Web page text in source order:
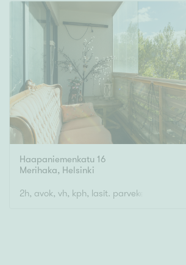
Muut
000 000 €
Pinta-ala
Haapaniemenkatu 16
Merihaka, Helsinki
2h, avok, vh, kph, lasit. parveke